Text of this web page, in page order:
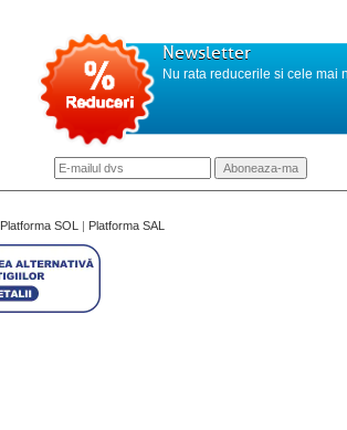
Newsletter
Nu rata reducerile si cele mai
Platforma SOL | Platforma SAL